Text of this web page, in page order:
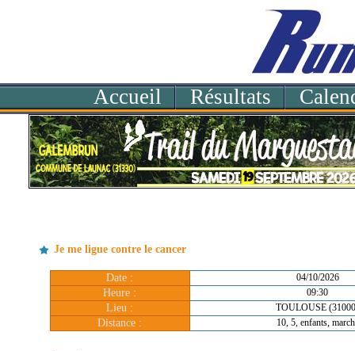
Accueil Résultats
Je me ligue contre le cancer
Date : 04/10/2026
Heure : 09:30
Lieu : TOULOUSE
Distance : 10, 5, enfants,